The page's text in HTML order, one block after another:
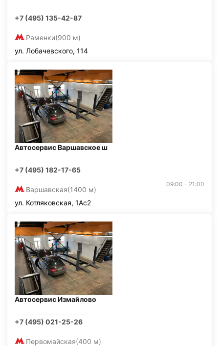
+7 (495) 135-42-87
Раменки(900 м)
ул. Лобачевского, 114
Автосервис Варшавское ш
+7 (495) 182-17-65
Варшавская(1400 м)
09:00 - 21:00
ул. Котляковская, 1Ас2
Автосервис Измайлово
+7 (495) 021-25-26
Первомайская(400 м)